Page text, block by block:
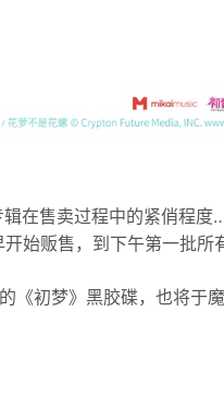
在售卖过程中的紧俏程度
始贩售，到下午第一批所
《初梦》黑胶碟，也将于